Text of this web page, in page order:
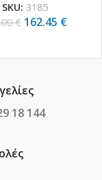
SKU: 3185
€ 162.45 €
18 144